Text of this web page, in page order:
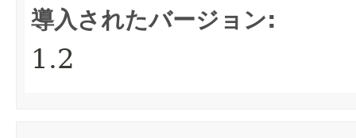
導入されたバージョン:
1.2